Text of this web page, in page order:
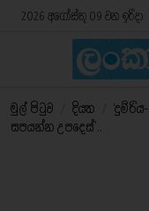
2026 අගෝස්තු 09 වන ඉරිදා
මුල් පිටුව දියත
සපයන්න උපදෙස්’..